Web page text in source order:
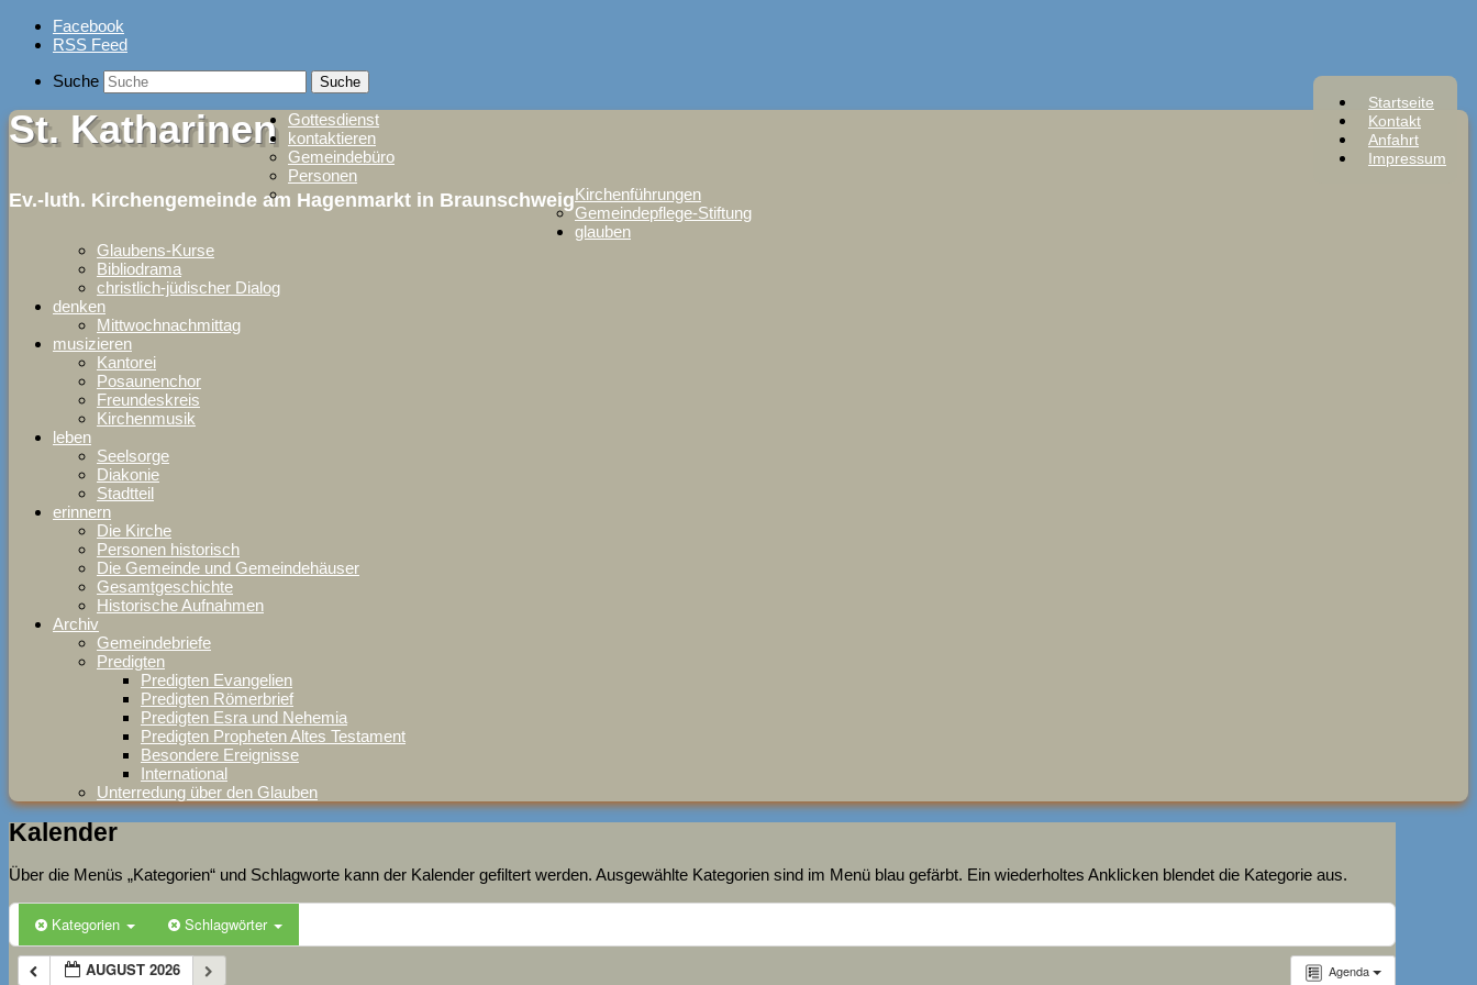
Skip
Facebook
RSS Feed
Startseite
Kontakt
Anfahrt
Impressum
Suche
St. Katharinen
Ev.-luth. Kirchengemeinde am Hagenmarkt in Braunschweig
Gottesdienst
kontaktieren
Gemeindebüro
Personen
Kirchenführungen
Gemeindepflege-Stiftung
glauben
Glaubens-Kurse
Bibliodrama
christlich-jüdischer Dialog
denken
Mittwochnachmittag
musizieren
Kantorei
Posaunenchor
Freundeskreis
Kirchenmusik
leben
Seelsorge
Diakonie
Stadtteil
erinnern
Die Kirche
Personen historisch
Die Gemeinde und Gemeindehäuser
Gesamtgeschichte
Historische Aufnahmen
Archiv
Gemeindebriefe
Predigten
Predigten Evangelien
Predigten Römerbrief
Predigten Esra und Nehemia
Predigten Propheten Altes Testament
Besondere Ereignisse
International
Unterredung über den Glauben
Kalender
Über die Menüs „Kategorien“ und Schlagworte kann der Kalender gefiltert werden. Ausgewählte Kategorien sind im Menü blau gefärbt. Ein wiederholtes Anklicken blendet die Kategorie aus.
Kategorien Schlagwörter
Agenda
AUGUST 2026